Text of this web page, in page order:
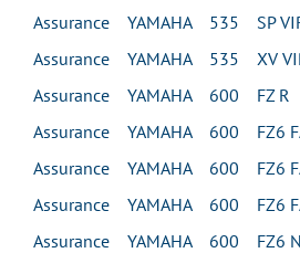
Assurance YAMAHA 535 SP
Assurance YAMAHA 535 XV
Assurance YAMAHA 600 FZ R
Assurance YAMAHA 600 FZ6
Assurance YAMAHA 600 FZ6
Assurance YAMAHA 600 FZ6
Assurance YAMAHA 600 FZ6 N